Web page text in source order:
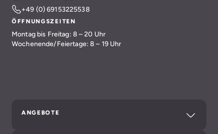
+49 (0) 69153225538
ÖFFNUNGSZEITEN
Montag bis Freitag: 8 – 20 Uhr
Wochenende/Feiertage: 8 – 19 Uhr
ANGEBOTE